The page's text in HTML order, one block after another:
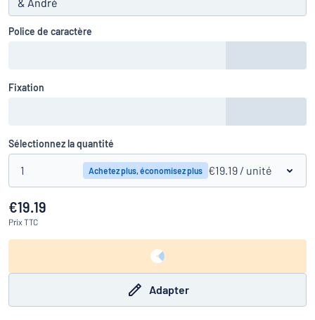
Police de caractère
Fixation
Sélectionnez la quantité
1 Achetez plus, économisez plus €19.19 / unité
€19.19
PrixTTC
Adapter